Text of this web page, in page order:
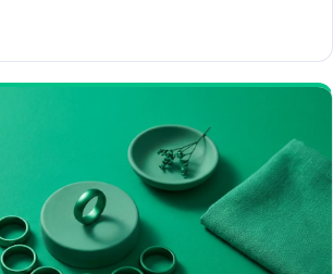
que las marcas percibidas como
consiguen que se pague hasta un